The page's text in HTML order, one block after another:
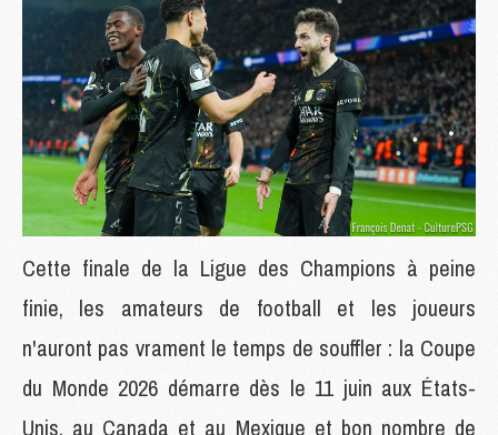
Cette finale de la Ligue des Champions à peine
finie, les amateurs de football et les joueurs
n'auront pas vrament le temps de souffler : la Coupe
du Monde 2026 démarre dès le 11 juin aux États-
Unis, au Canada et au Mexique et bon nombre de